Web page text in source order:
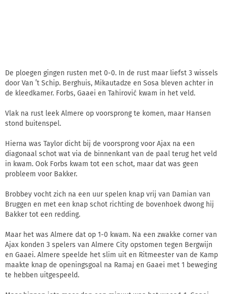
De ploegen gingen rusten met 0-0. In de rust maar liefst 3 wissels
door Van ’t Schip. Berghuis, Mikautadze en Sosa bleven achter in
de kleedkamer. Forbs, Gaaei en Tahirović kwam in het veld.
Vlak na rust leek Almere op voorsprong te komen, maar Hansen
stond buitenspel.
Hierna was Taylor dicht bij de voorsprong voor Ajax na een
diagonaal schot wat via de binnenkant van de paal terug het veld
in kwam. Ook Forbs kwam tot een schot, maar dat was geen
probleem voor Bakker.
Brobbey vocht zich na een uur spelen knap vrij van Damian van
Bruggen en met een knap schot richting de bovenhoek dwong hij
Bakker tot een redding.
Maar het was Almere dat op 1-0 kwam. Na een zwakke corner van
Ajax konden 3 spelers van Almere City opstomen tegen Bergwijn
en Gaaei. Almere speelde het slim uit en Ritmeester van de Kamp
maakte knap de openingsgoal na Ramaj en Gaaei met 1 beweging
te hebben uitgespeeld.